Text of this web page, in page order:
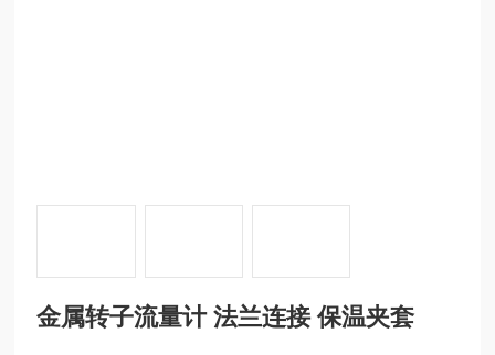
金属转子流量计 法兰连接 保温夹套